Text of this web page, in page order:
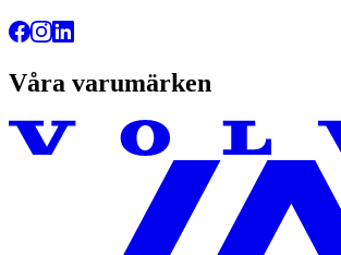
Våra varumärken